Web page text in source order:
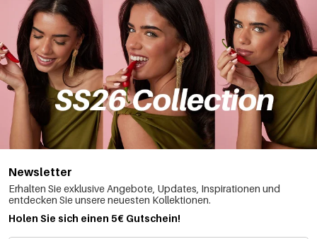
Newsletter
Erhalten Sie exklusive Angebote, Updates, Inspirationen und
entdecken Sie unsere neuesten Kollektionen.
Holen Sie sich einen 5€ Gutschein!